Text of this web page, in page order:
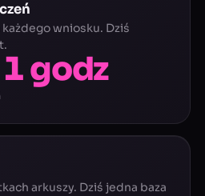
każdego wniosku. Dziś
godz
arkuszy. Dziś jedna baza